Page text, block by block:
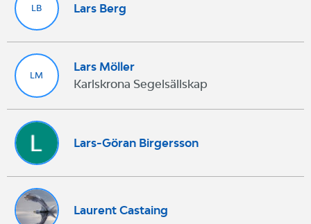
LB Lars Berg
LM
Lars Möller
Karlskrona Segelsällskap
Lars-Göran Birgersson
Laurent Castaing